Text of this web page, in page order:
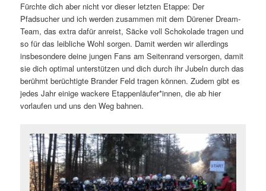
Fürchte dich aber nicht vor dieser letzten Etappe: Der
Pfadsucher und ich werden zusammen mit dem Dürener Dream-
Team, das extra dafür anreist, Säcke voll Schokolade tragen und
so für das leibliche Wohl sorgen. Damit werden wir allerdings
insbesondere deine jungen Fans am Seitenrand versorgen, damit
sie dich optimal unterstützen und dich durch ihr Jubeln durch das
berühmt berüchtigte Brander Feld tragen können. Zudem gibt es
jedes Jahr einige wackere Etappenläufer*innen, die ab hier
vorlaufen und uns den Weg bahnen.